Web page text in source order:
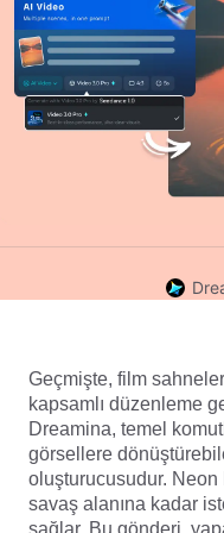
Geçmişte, film
kapsamlı düzenleme
Dreamina, temel
görsellere
oluşturucusudur.
savaş alanına kadar
sağlar. Bu gönderi,